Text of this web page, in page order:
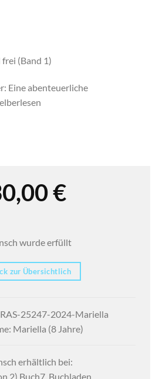
(Band 1)
Eine abenteuerliche
€
wurde erfüllt
zur Übersichtlich
25247-2024-Mariella
Mariella (8 Jahre)
erhältlich bei:
2) Buch7, Buchladen